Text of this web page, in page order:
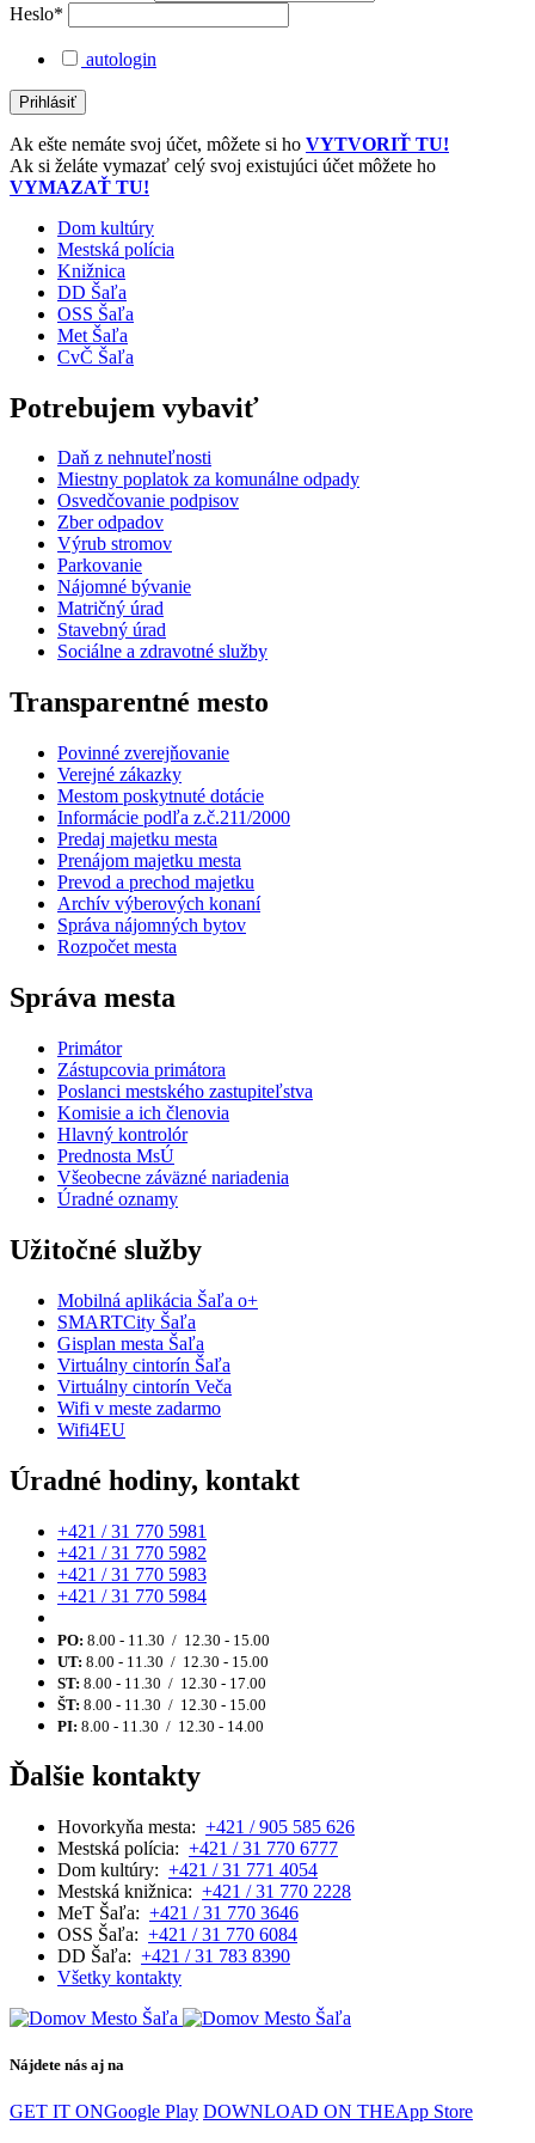
Heslo*
autologin
Ak ešte nemáte svoj účet, môžete si ho VYTVORIŤ TU!
Ak si želáte vymazať celý svoj existujúci účet môžete ho
VYMAZAŤ TU!
Dom kultúry
Mestská polícia
Knižnica
DD Šaľa
OSS Šaľa
Met Šaľa
CvČ Šaľa
Potrebujem vybaviť
Daň z nehnuteľnosti
Miestny poplatok za komunálne odpady
Osvedčovanie podpisov
Zber odpadov
Výrub stromov
Parkovanie
Nájomné bývanie
Matričný úrad
Stavebný úrad
Sociálne a zdravotné služby
Transparentné mesto
Povinné zverejňovanie
Verejné zákazky
Mestom poskytnuté dotácie
Informácie podľa z.č.211/2000
Predaj majetku mesta
Prenájom majetku mesta
Prevod a prechod majetku
Archív výberových konaní
Správa nájomných bytov
Rozpočet mesta
Správa mesta
Primátor
Zástupcovia primátora
Poslanci mestského zastupiteľstva
Komisie a ich členovia
Hlavný kontrolór
Prednosta MsÚ
Všeobecne záväzné nariadenia
Úradné oznamy
Užitočné služby
Mobilná aplikácia Šaľa o+
SMARTCity Šaľa
Gisplan mesta Šaľa
Virtuálny cintorín Šaľa
Virtuálny cintorín Veča
Wifi v meste zadarmo
Wifi4EU
Úradné hodiny, kontakt
+421 / 31 770 5981
+421 / 31 770 5982
+421 / 31 770 5983
+421 / 31 770 5984
PO: 8.00 - 11.30 / 12.30 - 15.00
UT: 8.00 - 11.30 / 12.30 - 15.00
ST: 8.00 - 11.30 / 12.30 - 17.00
ŠT: 8.00 - 11.30 / 12.30 - 15.00
PI: 8.00 - 11.30 / 12.30 - 14.00
Ďalšie kontakty
Hovorkyňa mesta: +421 / 905 585 626
Mestská polícia: +421 / 31 770 6777
Dom kultúry: +421 / 31 771 4054
Mestská knižnica: +421 / 31 770 2228
MeT Šaľa: +421 / 31 770 3646
OSS Šaľa: +421 / 31 770 6084
DD Šaľa: +421 / 31 783 8390
Všetky kontakty
Nájdete nás aj na
GET IT ONGoogle Play DOWNLOAD ON THEApp Store